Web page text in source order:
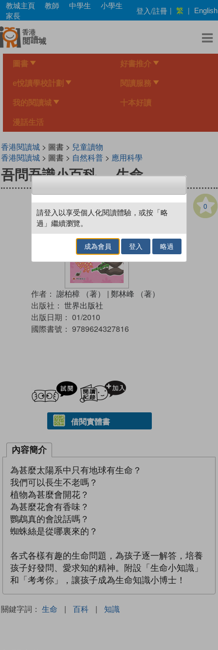
Skip
main
content
教城主頁 教師 中學生
小學生
家長
登入/註冊 | 繁 | English
圖書 好書推介
e悅讀學校計劃 閱讀服務
我的閱讀城 十本好讀
漫話生活
香港閱讀城> 圖書 > 兒童讀物
香港閱讀城> 圖書 > 自然科普> 應用科學
吾問吾識小百科──生命
0
作者： 謝柏樟 （著） | 鄭林峰 （著）
出版社： 世界出版社
出版日期： 01/2010
國際書號： 9789624327816
試閲
借閱實體書
內容簡介
為甚麼太陽系中只有地球有生命？
我們可以長生不老嗎？
植物為甚麼會開花？
為甚麼花會有香味？
鸚鵡真的會說話嗎？
蜘蛛絲是從哪裏來的？
各式各樣有趣的生命問題，為孩子逐一解答，培養
孩子好發問、愛求知的精神。附設「生命小知識」
和「考考你」，讓孩子成為生命知識小博士！
關鍵字詞： 生命 | 百科 | 知識
請登入以享受個人化閱讀體驗，或按「略
過」繼續瀏覽。
成為會員 登入 略過